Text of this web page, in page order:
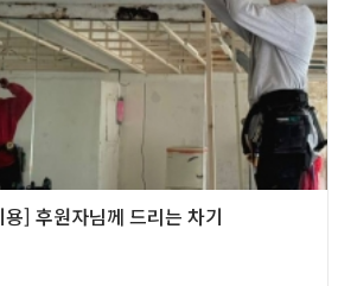
] 후원자님께 드리는 차기